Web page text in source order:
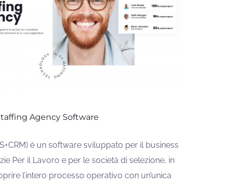
Agency Software
è un software sviluppato per il business
Per il Lavoro e per le società di selezione, in
l’intero processo operativo con un’unica